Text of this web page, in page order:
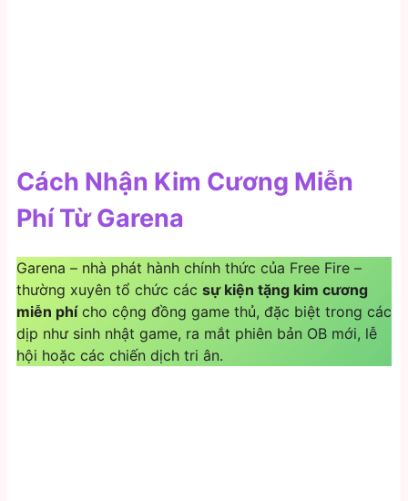
Cách Nhận Kim Cương Miễn
Phí Từ Garena
Garena – nhà phát hành chính thức của Free Fire –
thường xuyên tổ chức các sự kiện tặng kim cương
miễn phícho cộng đồng game thủ, đặc biệt trong các
dịp như sinh nhật game, ra mắt phiên bản OB mới, lễ
hội hoặc các chiến dịch tri ân.